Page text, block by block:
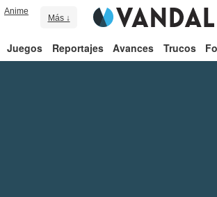
Anime
Más ↓
Juegos Reportajes Avances Trucos